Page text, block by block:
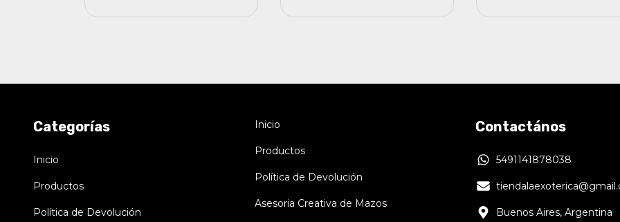
Categorías
Inicio
Productos
Política de Devolución
Inicio
Productos
Política de Devolución
Asesoria Creativa de Mazos
Contactános
5491141878038
Buenos Aires, Argentina